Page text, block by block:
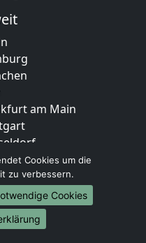
am Main
Cookies um die
zu verbessern.
Cookies